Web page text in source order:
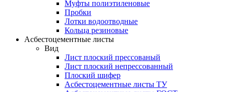
Муфты полиэтиленовые
Пробки
Лотки водоотводные
Кольца резиновые
Асбестоцементные листы
Вид
Лист плоский прессованый
Лист плоский непрессованный
Плоский шифер
Асбестоцементные листы ТУ